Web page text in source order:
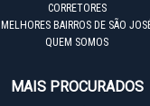
CORRETORES
MELHORES BAIRROS DE SÃO
QUEM SOMOS
MAIS PROCURADOS